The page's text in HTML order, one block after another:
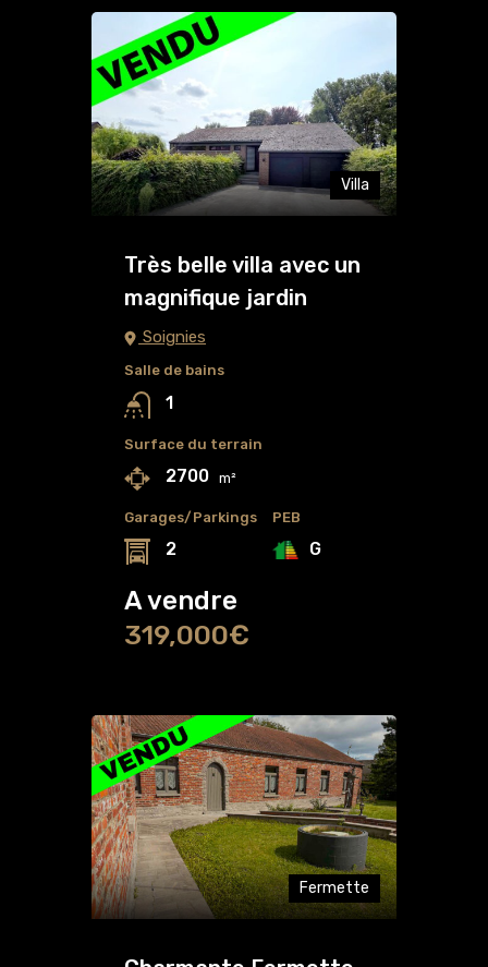
Villa
Très belle villa avec un
magnifique jardin
Soignies
Salle de bains
1
Surface du terrain
2700 m²
Garages/Parkings
2
PEB
G
A vendre
319,000€
Fermette